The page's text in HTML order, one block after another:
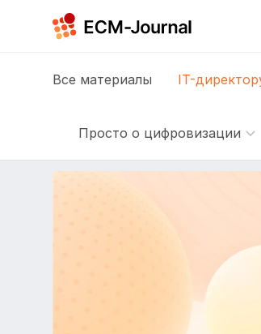
Все материалы IT-
Просто о цифровизации